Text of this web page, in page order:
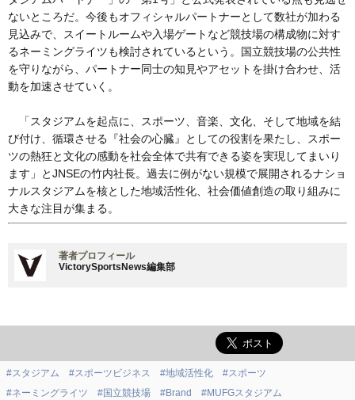
ないところだ。今後もオフィシャルパートナーとして数社が加わる
見込みで、スイートルームや入場ゲートなど競技場の構成物に対す
るネーミングライツも検討されているという。国立競技場の公共性
を守りながら、パートナー同士の知見やアセットを掛け合わせ、活
動を加速させていく。
「スタジアムを起点に、スポーツ、音楽、文化、そして地域を結
び付け、循環させる『社会の心臓』としての役割を果たし、スポー
ツの熱狂と文化の感動を社会全体で共有できる姿を実現してまいり
ます」とJNSEの竹内社長。過去に例がない規模で展開されるナショ
ナルスタジアムを核とした地域活性化、社会価値創造の取り組みに
大きな注目が集まる。
著者プロフィール
VictorySportsNews編集部
#スタジアム #スポーツビジネス #地域活性化
#スポーツ
#ネーミングライツ
#国立競技場 #Brand
#MUFGスタジアム